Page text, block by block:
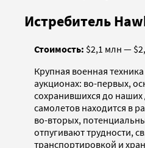
Истребитель
Стоимость: $2,1 млн —
Крупная военная
аукционах: во-первых,
сохранившихся до наших
самолетов находится в
во-вторых,
отпугивают трудности,
транспортировкой и